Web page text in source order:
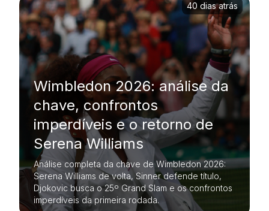
Wimbledon 2026: análise da
chave, confrontos
imperdíveis e o retorno de
Serena Williams
Análise completa da chave de Wimbledon 2026:
Serena Williams de volta, Sinner defende título,
Djokovic busca o 25º Grand Slam e os confrontos
imperdíveis da primeira rodada.
40 dias atrás